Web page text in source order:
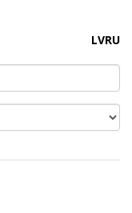
LVRU